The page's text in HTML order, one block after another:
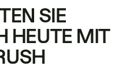
SIE
HEUTE MIT